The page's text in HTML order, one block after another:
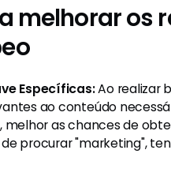
melhorar os
Específicas:Ao realizar
ao conteúdo
melhor as chances de
procurar "marketing",